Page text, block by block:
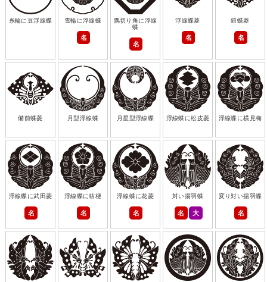
糸輪に豆浮線蝶 雪輪に浮線蝶
名
隅切り角に浮線
蝶
名
浮線蝶菱
名
鎧蝶菱
名
備前蝶菱 月型浮線蝶 月星型浮線蝶 浮線蝶に松皮菱 浮線蝶に横見梅
浮線蝶に武田菱
名
浮線蝶に桔梗
名
浮線蝶に花菱
名
対い揚羽蝶
名 大
変り対い揚羽蝶
名